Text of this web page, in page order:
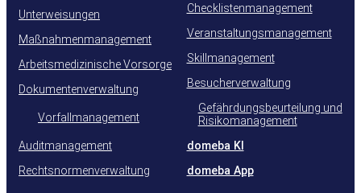
Unterweisungen
Maßnahmenmanagement
Arbeitsmedizinische Vorsorge
Dokumentenverwaltung
Vorfallmanagement
Auditmanagement
Rechtsnormenverwaltung
Checklistenmanagement
Veranstaltungsmanagement
Skillmanagement
Besucherverwaltung
Gefährdungsbeurteilung und
Risikomanagement
domeba KI
domeba App